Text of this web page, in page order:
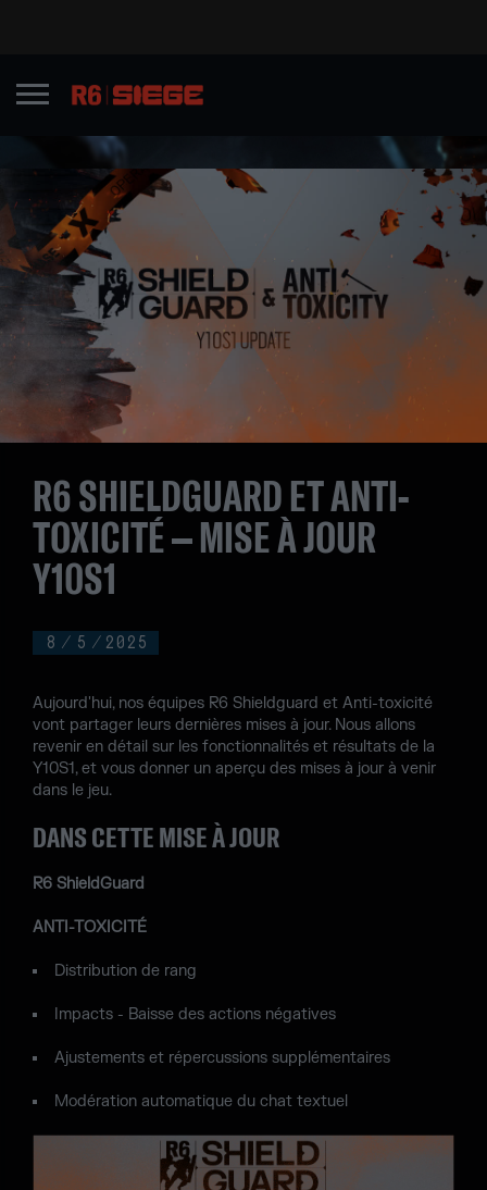
8 / 5 / 2025
R6 SHIELDGUARD ET ANTI-
TOXICITÉ – MISE À JOUR
Y10S1
Aujourd'hui, nos équipes R6 Shieldguard et Anti-toxicité
vont partager leurs dernières mises à jour. Nous allons
revenir en détail sur les fonctionnalités et résultats de la
Y10S1, et vous donner un aperçu des mises à jour à venir
dans le jeu.
DANS CETTE MISE À JOUR
R6 ShieldGuard
ANTI-TOXICITÉ
Distribution de rang
Impacts - Baisse des actions négatives
Ajustements et répercussions supplémentaires
Modération automatique du chat textuel